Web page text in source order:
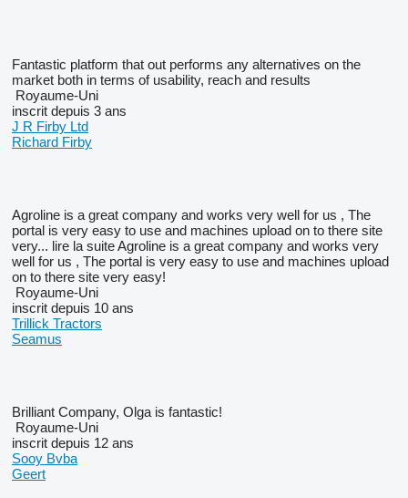
Fantastic platform that out performs any alternatives on the
market both in terms of usability, reach and results
Royaume-Uni
inscrit depuis 3 ans
J R Firby Ltd
Richard Firby
Agroline is a great company and works very well for us , The
portal is very easy to use and machines upload on to there site
very... lire la suiteAgroline is a great company and works very
well for us , The portal is very easy to use and machines upload
on to there site very easy!
Royaume-Uni
inscrit depuis 10 ans
Trillick Tractors
Seamus
Brilliant Company, Olga is fantastic!
Royaume-Uni
inscrit depuis 12 ans
Sooy Bvba
Geert